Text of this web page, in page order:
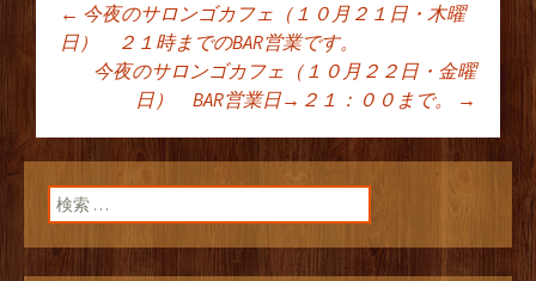
投稿ナビゲーショ
ン
← 今夜のサロンゴカフェ（１０月２１日・木曜
日） ２１時までのBAR営業です。
今夜のサロンゴカフェ（１０月２２日・金曜
日） BAR営業日→２１：００まで。
→
検索: